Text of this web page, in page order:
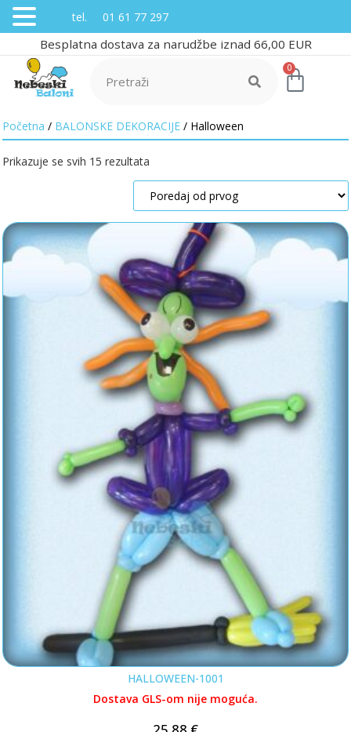
Besplatna dostava za narudžbe iznad 66,00 EUR
0
Početna / BALONSKE DEKORACIJE / Halloween
Prikazuje se svih 15 rezultata
HALLOWEEN-1001
Dostava GLS-om nije moguća.
tel. 01 61 77 297